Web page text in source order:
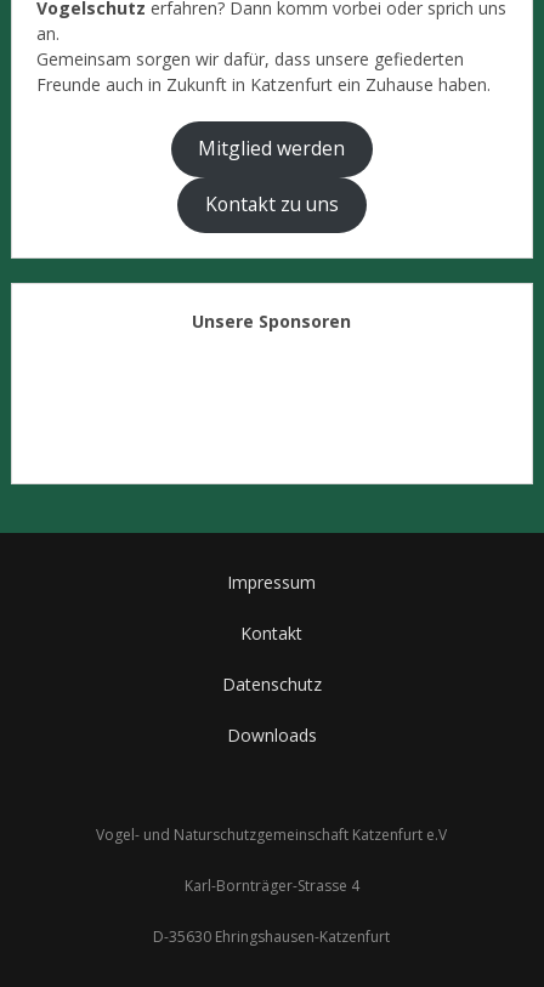
Vogelschutz erfahren? Dann komm vorbei oder sprich uns
an.
Gemeinsam sorgen wir dafür, dass unsere gefiederten
Freunde auch in Zukunft in Katzenfurt ein Zuhause haben.
Mitglied werden
Kontakt zu uns
Unsere Sponsoren
Impressum
Kontakt
Datenschutz
Downloads
Vogel- und Naturschutzgemeinschaft Katzenfurt e.V
Karl-Bornträger-Strasse 4
D-35630 Ehringshausen-Katzenfurt